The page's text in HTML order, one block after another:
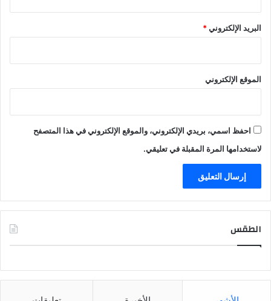
البريد الإلكتروني*
الموقع الإلكتروني
احفظ اسمي، بريدي الإلكتروني، والموقع الإلكتروني في هذا المتصفح
لاستخدامها المرة المقبلة في تعليقي.
الطقس